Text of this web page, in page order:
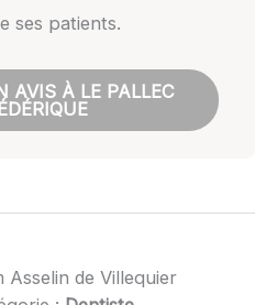
ses patients.
AVIS À LE PALLEC
Asselin de Villequier